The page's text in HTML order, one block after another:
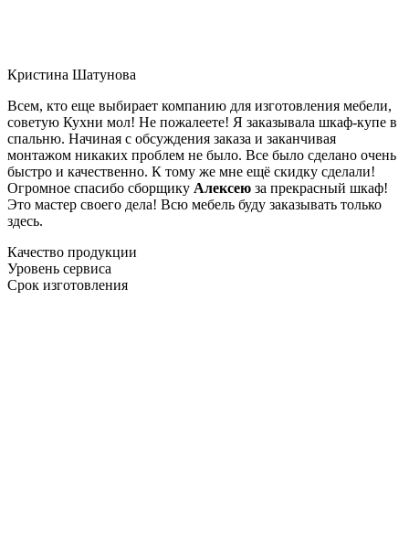
Кристина Шатунова
Всем, кто еще выбирает компанию для изготовления мебели,
советую Кухни мол! Не пожалеете! Я заказывала шкаф-купе в
спальню. Начиная с обсуждения заказа и заканчивая
монтажом никаких проблем не было. Все было сделано очень
быстро и качественно. К тому же мне ещё скидку сделали!
Огромное спасибо сборщику Алексею за прекрасный шкаф!
Это мастер своего дела! Всю мебель буду заказывать только
здесь.
Качество продукции
Уровень сервиса
Срок изготовления